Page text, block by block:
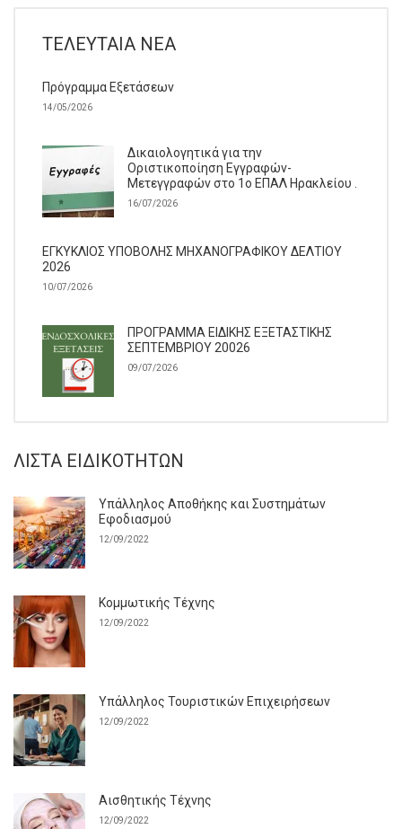
ΤΕΛΕΥΤΑΊΑ ΝΈΑ
Πρόγραμμα Εξετάσεων
14/05/2026
Δικαιολογητικά για την
Οριστικοποίηση Εγγραφών-
Μετεγγραφών στο 1ο ΕΠΑΛ Ηρακλείου .
16/07/2026
ΕΓΚΥΚΛΙΟΣ ΥΠΟΒΟΛΗΣ ΜΗΧΑΝΟΓΡΑΦΙΚΟΥ ΔΕΛΤΙΟΥ
2026
10/07/2026
ΠΡΟΓΡΑΜΜΑ ΕΙΔΙΚΗΣ ΕΞΕΤΑΣΤΙΚΗΣ
ΣΕΠΤΕΜΒΡΙΟΥ 20026
09/07/2026
ΛΊΣΤΑ ΕΙΔΙΚΟΤΉΤΩΝ
Υπάλληλος Αποθήκης και Συστημάτων
Εφοδιασμού
12/09/2022
Κομμωτικής Τέχνης
12/09/2022
Υπάλληλος Τουριστικών Επιχειρήσεων
12/09/2022
Αισθητικής Τέχνης
12/09/2022